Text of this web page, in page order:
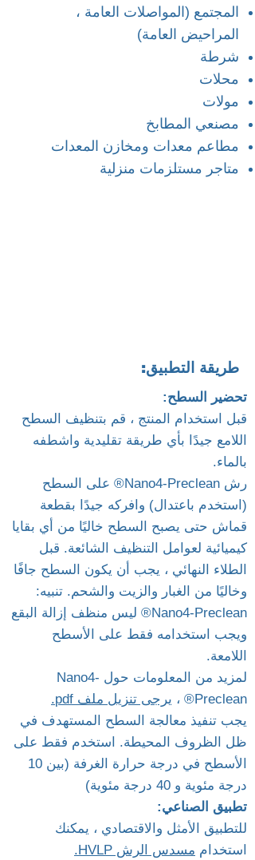
المجتمع (المواصلات العامة ،
المراحيض العامة)
شرطة
محلات
مولات
مصنعي المطابخ
مطاعم معدات ومخازن المعدات
متاجر مستلزمات منزلية
طريقة التطبيق:
تحضير السطح:
قبل استخدام المنتج ، قم بتنظيف السطح
اللامع جيدًا بأي طريقة تقليدية واشطفه
بالماء.
رش Nano4-Preclean® على السطح
(استخدم باعتدال) وافركه جيدًا بقطعة
قماش حتى يصبح السطح خاليًا من أي بقايا
كيميائية لعوامل التنظيف الشائعة. قبل
الطلاء النهائي ، يجب أن يكون السطح جافًا
وخاليًا من الغبار والزيت والشحم. تنبيه:
Nano4-Preclean® ليس منظف إزالة البقع
ويجب استخدامه فقط على الأسطح
اللامعة.
لمزيد من المعلومات حول Nano4-
Preclean® ،
يرجى تنزيل ملف pdf.
يجب تنفيذ معالجة السطح المستهدف في
ظل الظروف المحيطة. استخدم فقط على
الأسطح في درجة حرارة الغرفة (بين 10
درجة مئوية و 40 درجة مئوية)
تطبيق الصناعي:
للتطبيق الأمثل والاقتصادي ، يمكنك
استخدام مسدس الرش HVLP.